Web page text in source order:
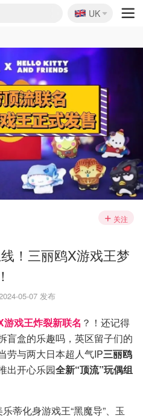
数！
🇬🇧
UK
关注
！三丽鸥X游戏王梦
05-07 发布
戏王炸裂新联名 ？！还记得
盲盒的乐趣吗，英区留子们的
劳与两大日本超人气IP三丽鸥
出开心乐园全新“顶流”玩偶组
蒂化身游戏王“黑魔导”、玉